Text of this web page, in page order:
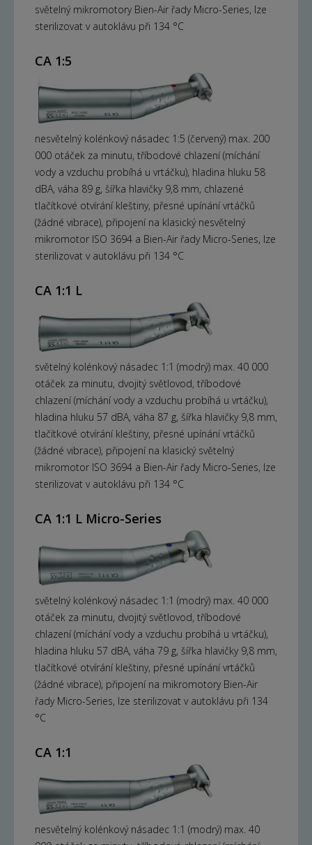
světelný mikromotory Bien-Air řady Micro-Series, lze
sterilizovat v autoklávu při 134 °C
CA 1:5
nesvětelný kolénkový násadec 1:5 (červený) max. 200
000 otáček za minutu, tříbodové chlazení (míchání
vody a vzduchu probíhá u vrtáčku), hladina hluku 58
dBA, váha 89 g, šířka hlavičky 9,8 mm, chlazené
tlačítkové otvírání kleštiny, přesné upínání vrtáčků
(žádné vibrace), připojení na klasický nesvětelný
mikromotor ISO 3694 a Bien-Air řady Micro-Series, lze
sterilizovat v autoklávu při 134 °C
CA 1:1 L
světelný kolénkový násadec 1:1 (modrý) max. 40 000
otáček za minutu, dvojitý světlovod, tříbodové
chlazení (míchání vody a vzduchu probíhá u vrtáčku),
hladina hluku 57 dBA, váha 87 g, šířka hlavičky 9,8 mm,
tlačítkové otvírání kleštiny, přesné upínání vrtáčků
(žádné vibrace), připojení na klasický světelný
mikromotor ISO 3694 a Bien-Air řady Micro-Series, lze
sterilizovat v autoklávu při 134 °C
CA 1:1 L Micro-Series
světelný kolénkový násadec 1:1 (modrý) max. 40 000
otáček za minutu, dvojitý světlovod, tříbodové
chlazení (míchání vody a vzduchu probíhá u vrtáčku),
hladina hluku 57 dBA, váha 79 g, šířka hlavičky 9,8 mm,
tlačítkové otvírání kleštiny, přesné upínání vrtáčků
(žádné vibrace), připojení na mikromotory Bien-Air
řady Micro-Series, lze sterilizovat v autoklávu při 134
°C
CA 1:1
nesvětelný kolénkový násadec 1:1 (modrý) max. 40